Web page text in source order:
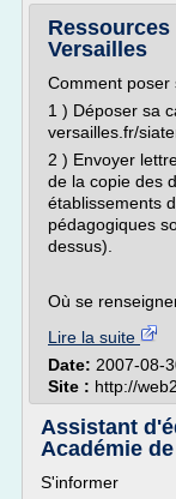
Versailles
Comment poser
1 ) Déposer sa
versailles.fr/
2 ) Envoyer
de la copie des
établissements
pédagogiques
dessus).
Où se renseigner
Lire la suite
Date: 2007-08-
Site : http://
Assistant
Académie de
S'informer